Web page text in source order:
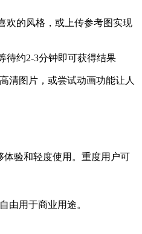
欢的风格，或上传参考图实现
待约2-3分钟即可获得结果
清图片，或尝试动画功能让人
验和轻度使用。重度用户可
由用于商业用途。